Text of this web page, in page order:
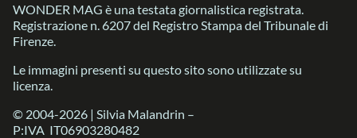
WONDER MAG è una testata giornalistica registrata.
Registrazione n. 6207 del Registro Stampa del Tribunale di
Firenze.
Le immagini presenti su questo sito sono utilizzate su
licenza.
© 2004-2026 | Silvia Malandrin –
P:IVA IT06903280482